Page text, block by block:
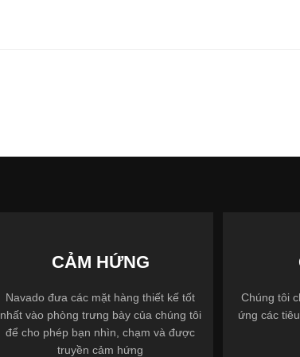
CẢM HỨNG
Navado đưa các mặt hàng thiết kế tốt
nhất vào phòng trưng bày của chúng tôi
để cho phép bạn nhìn, chạm và được
truyền cảm hứng
Chúng tôi
ứng các